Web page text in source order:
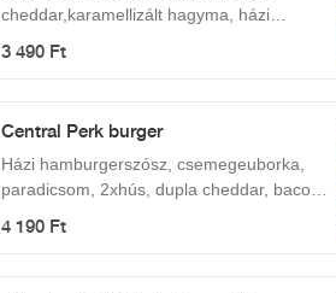
cheddar,karamellizált hagyma, házi
3 490 Ft
Central Perk burger
Házi hamburgerszósz, csemegeuborka,
paradicsom, 2xhús, dupla cheddar, bacon,
4 190 Ft